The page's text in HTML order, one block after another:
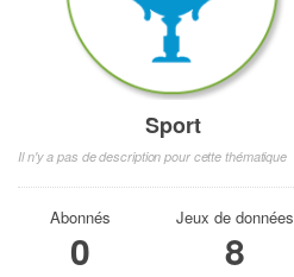
Sport
Il n'y a pas de description pour cette thématique
Abonnés
0
Jeux de données
8